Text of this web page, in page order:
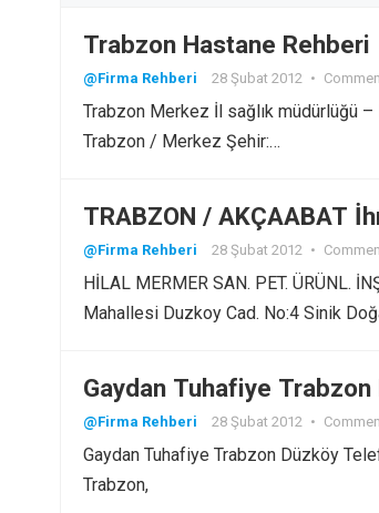
Trabzon Hastane Rehberi
@Firma Rehberi 28 Şubat 2012 •
Trabzon Merkez İl sağlık müdürlüğü
Trabzon / Merkez Şehir:…
TRABZON / AKÇAABAT
@Firma Rehberi 28 Şubat 2012 •
HİLAL MERMER SAN. PET. ÜRÜNL.
Mahallesi Duzkoy Cad. No:4 Sinik
Gaydan Tuhafiye Trabzon
@Firma Rehberi 28 Şubat 2012 •
Gaydan Tuhafiye Trabzon Düzköy
Trabzon,